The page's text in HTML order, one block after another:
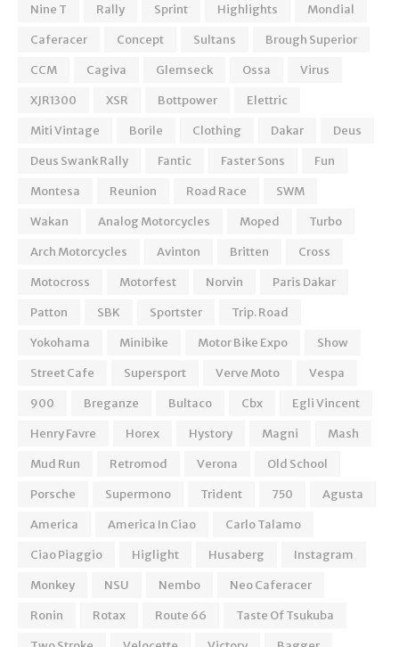
Nine T
Rally Sprint Highlights
Mondial
Caferacer
Concept Sultans
Brough Superior
CCM
Cagiva Glemseck Ossa
Virus
XJR1300
XSR Bottpower
Elettric
Miti Vintage
Borile Clothing Dakar
Deus
Deus Swank Rally
Fantic Faster Sons
Fun
Montesa
Reunion Road Race
SWM
Wakan
Analog Motorcycles Moped
Turbo
Arch Motorcycles
Avinton Britten
Cross
Motocross
Motorfest Norvin
Paris Dakar
Patton
SBK Sportster
Trip. Road
Yokohama
Minibike Motor Bike Expo
Show
Street Cafe
Supersport Verve Moto
Vespa
900
Breganze Bultaco Cbx
Egli Vincent
Henry Favre
Horex Hystory Magni
Mash
Mud Run
Retromod Verona
Old School
Porsche
Supermono Trident 750
Agusta
America
America In Ciao
Carlo Talamo
Ciao Piaggio
Higlight Husaberg
Instagram
Monkey
NSU Nembo
Neo Caferacer
Ronin
Rotax Route 66
Taste Of Tsukuba